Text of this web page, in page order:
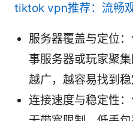
tiktok vpn推荐：流畅
服务器覆盖与定位
事服务器或玩家聚
越广，越容易找到稳
连接速度与稳定性：